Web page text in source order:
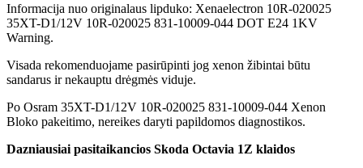
Informacija nuo originalaus lipduko: Xenaelectron 10R-020025
35XT-D1/12V 10R-020025 831-10009-044 DOT E24 1KV
Warning.
Visada rekomenduojame pasirūpinti jog xenon žibintai būtu
sandarus ir nekauptu drėgmės viduje.
Po Osram 35XT-D1/12V 10R-020025 831-10009-044 Xenon
Bloko pakeitimo, nereikes daryti papildomos diagnostikos.
Dazniausiai pasitaikancios Skoda Octavia 1Z klaidos